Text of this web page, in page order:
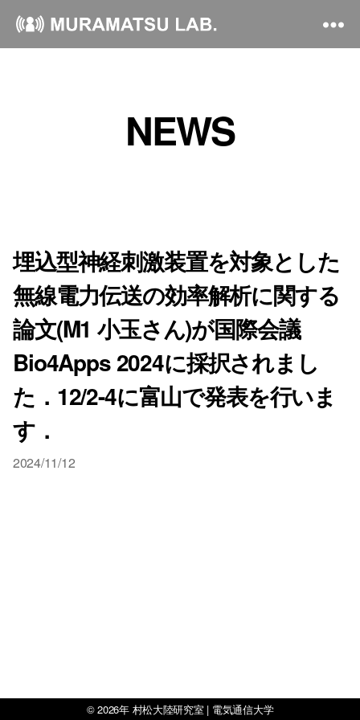
NEWS
埋込型神経刺激装置を対象とした
無線電力伝送の効率解析に関する
論文(M1 小玉さん)が国際会議
Bio4Apps 2024に採択されまし
た．12/2-4に富山で発表を行いま
す．
2024/11/12
© 2026年 村松大陸研究室 | 電気通信大学